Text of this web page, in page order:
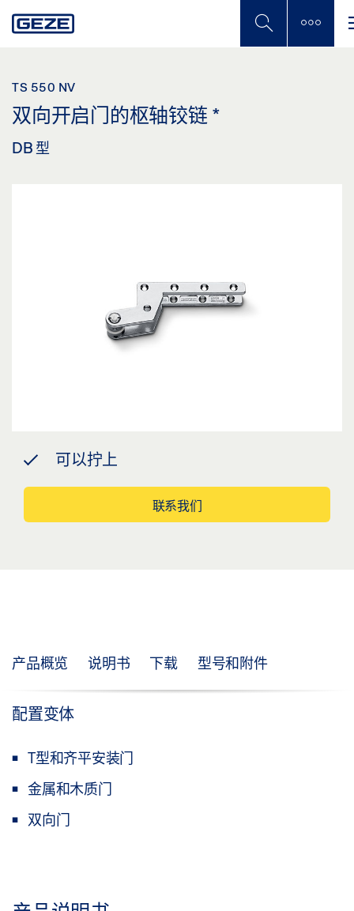
to
TS 550 NV
双向开启门的枢轴铰链 *
DB 型
可以拧上
联系我们
产品概览 说明书 下载 型号和附件
配置变体
T型和齐平安装门
金属和木质门
双向门